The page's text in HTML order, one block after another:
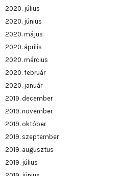
2020. július
2020. június
2020. május
2020. április
2020. március
2020. február
2020. január
2019. december
2019. november
2019. október
2019. szeptember
2019. augusztus
2019. július